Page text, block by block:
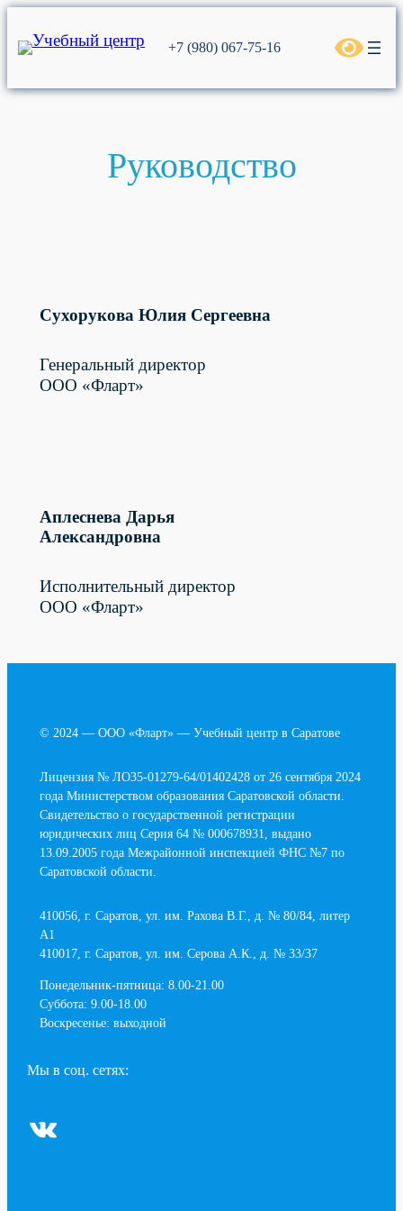
+7 (980) 067-75-16
Руководство
Сухорукова Юлия Сергеевна
Генеральный директор
ООО «Фларт»
Аплеснева Дарья
Александровна
Исполнительный директор
ООО «Фларт»
© 2024 — ООО «Фларт» — Учебный центр в Саратове
Лицензия № ЛО35-01279-64/01402428 от 26 сентября 2024
года Министерством образования Саратовской области.
Свидетельство о государственной регистрации
юридических лиц Серия 64 № 000678931, выдано
13.09.2005 года Межрайонной инспекцией ФНС №7 по
Саратовской области.
410056, г. Саратов, ул. им. Рахова В.Г., д. № 80/84, литер
А1
410017, г. Саратов, ул. им. Серова А.К., д. № 33/37
Понедельник-пятница: 8.00-21.00
Суббота: 9.00-18.00
Воскресенье: выходной
Мы в соц. сетях:
ВКонтакте